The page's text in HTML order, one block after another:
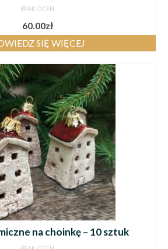
BRAK OCEN
60.00zł
SIĘ WIĘCEJ
na choinkę – 10 sztuk